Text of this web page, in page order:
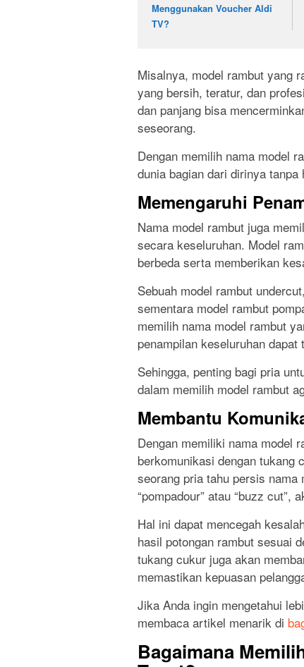
Menggunakan Voucher Aldi
TV?
Misalnya, model rambut yang
yang bersih, teratur, dan
dan panjang bisa
seseorang.
Dengan memilih nama model
dunia bagian dari dirinya
Memengaruhi
Nama model rambut juga
secara keseluruhan. Model
berbeda serta memberikan
Sebuah model rambut
sementara model rambut
memilih nama model rambut
penampilan keseluruhan
Sehingga, penting bagi pria
dalam memilih model rambut
Membantu
Dengan memiliki nama model
berkomunikasi dengan tukang
seorang pria tahu persis
“pompadour” atau “buzz cut”,
Hal ini dapat mencegah
hasil potongan rambut sesuai
tukang cukur juga akan
memastikan kepuasan
Jika Anda ingin mengetahui
membaca artikel menarik di
Bagaimana